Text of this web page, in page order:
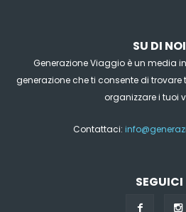
SU DI NOI
Generazione Viaggio è un media
generazione che ti consente di trovare
organizzare i tuoi
Contattaci:
SEGUICI